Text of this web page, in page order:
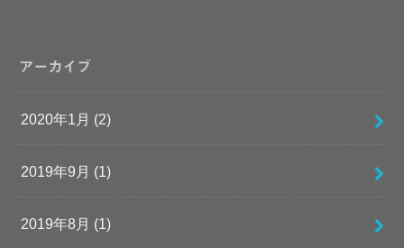
アーカイブ
2020年1月 (2)
2019年9月 (1)
2019年8月 (1)